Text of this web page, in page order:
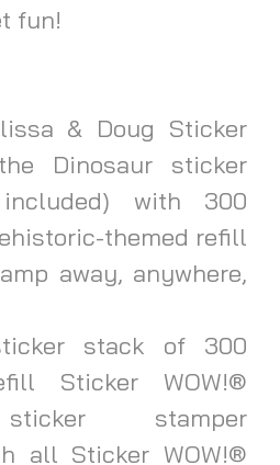
fun!
& Doug Sticker
Dinosaur sticker
with 300
themed refill
away, anywhere,
stack of 300
Sticker WOW!®
stamper
all Sticker WOW!®